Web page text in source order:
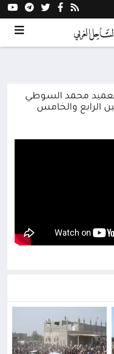
العميد محمد السوطي
الرابع والخامس